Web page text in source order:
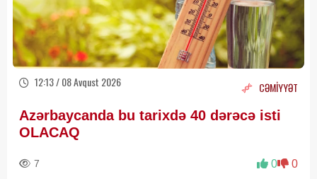
12:13 / 08 Avqust 2026 CƏMİYYƏT
Azərbaycanda bu tarixdə 40 dərəcə isti
OLACAQ
7 0 0